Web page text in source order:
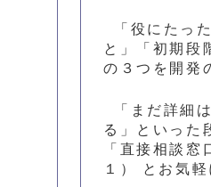
「役にたっ
と」「初期段
の３つを開発
「まだ詳細
る」といった
「直接相談
１） とお気